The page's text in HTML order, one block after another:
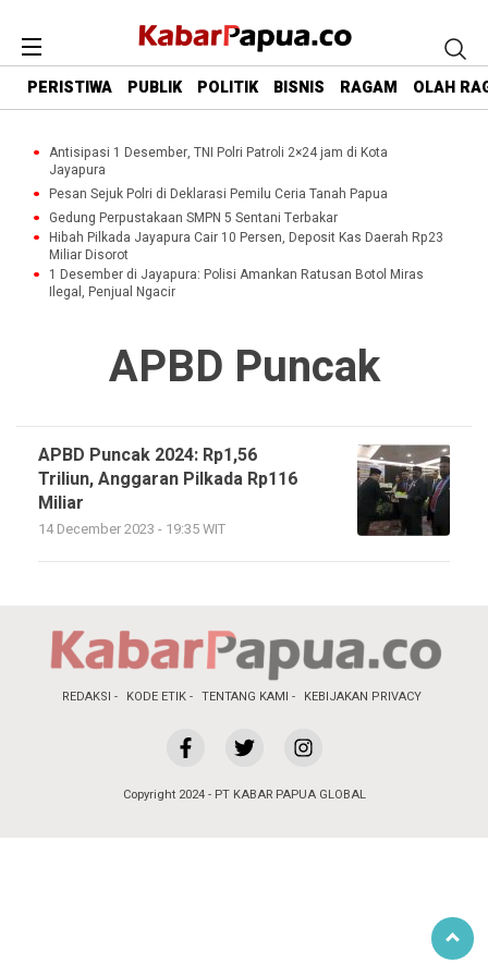
PERISTIWA PUBLIK POLITIK BISNIS RAGAM OLAH
Antisipasi 1 Desember, TNI Polri Patroli 2×24 jam di Kota
Jayapura
Pesan Sejuk Polri di Deklarasi Pemilu Ceria Tanah Papua
Gedung Perpustakaan SMPN 5 Sentani Terbakar
Hibah Pilkada Jayapura Cair 10 Persen, Deposit Kas Daerah Rp23
Miliar Disorot
1 Desember di Jayapura: Polisi Amankan Ratusan Botol Miras
Ilegal, Penjual Ngacir
APBD Puncak
APBD Puncak 2024: Rp1,56
Triliun, Anggaran Pilkada Rp116
Miliar
14 December 2023 - 19:35 WIT
REDAKSI KODE ETIK TENTANG KAMI KEBIJAKAN PRIVACY
Copyright 2024 - PT KABAR PAPUA GLOBAL